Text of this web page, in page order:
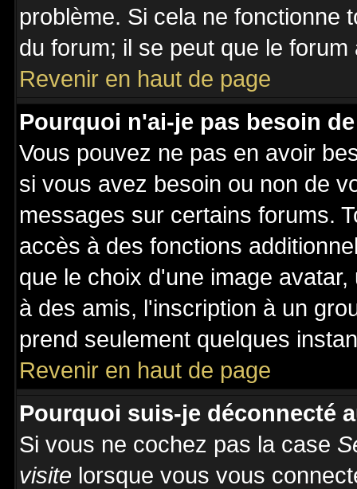
problème. Si cela ne fonctionne
du forum; il se peut que le
Revenir en haut de page
Pourquoi n'ai-je pas besoin
Vous pouvez ne pas en avoir
si vous avez besoin ou non de
messages sur certains forums.
accès à des fonctions
que le choix d'une image
à des amis, l'inscription à un
prend seulement quelques
Revenir en haut de page
Pourquoi suis-je déconnecté
Si vous ne cochez pas la case
visite lorsque vous vous